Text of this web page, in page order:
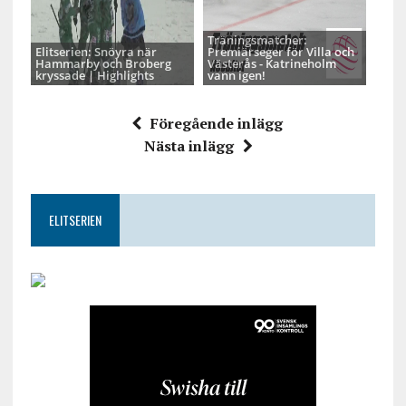
Elitserien: Snöyra när
Hammarby och Broberg
kryssade | Highlights
Träningsmatcher:
Premiärseger för Villa och
Västerås - Katrineholm
vann igen!
Föregående inlägg
Nästa inlägg
ELITSERIEN